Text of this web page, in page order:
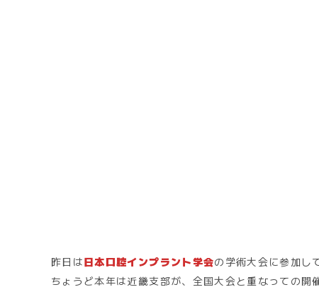
昨日は日本口腔インプラント学会の学術大会に参加し
ちょうど本年は近畿支部が、全国大会と重なっての開